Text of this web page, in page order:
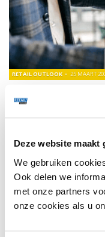
Deze website maakt
We gebruiken
Ook delen we
met onze partners
onze cookies als u
OMODA OPENT
HOTEL
RETAIL OUTLOOK 25 MAART